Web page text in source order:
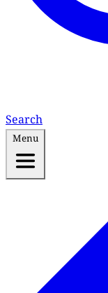
Search
Menu